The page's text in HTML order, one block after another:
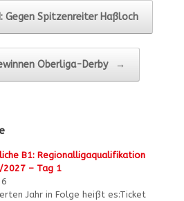
Gegen Spitzenreiter Haßloch
Oberliga-Derby →
B1:Regionalligaqualifikation
2027 – Tag 1
Jahr in Folge heißt es:Ticket